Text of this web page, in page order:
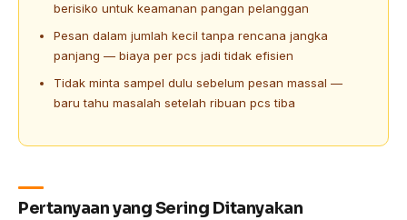
berisiko untuk keamanan pangan pelanggan
Pesan dalam jumlah kecil tanpa rencana jangka
panjang — biaya per pcs jadi tidak efisien
Tidak minta sampel dulu sebelum pesan massal —
baru tahu masalah setelah ribuan pcs tiba
Pertanyaan yang Sering Ditanyakan